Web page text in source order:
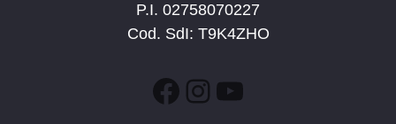
P.I. 02758070227
Cod. SdI: T9K4ZHO
Facebook
Instagram
YouTube